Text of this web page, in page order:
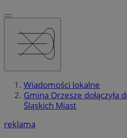
Wiadomości lokalne
Gmina Orzesze dołączyła
Śląskich Miast
reklama